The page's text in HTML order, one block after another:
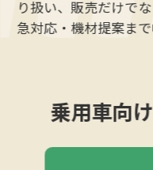
り扱い、販売だけで
急対応・機材提案ま
乗用車向